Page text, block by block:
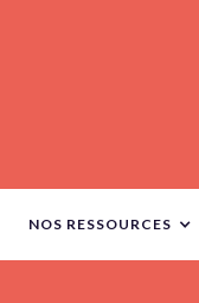
NOS RESSOURCES